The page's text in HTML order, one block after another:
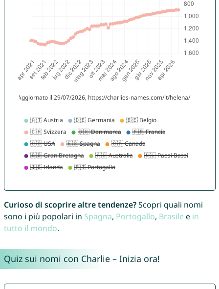
Curioso di scoprire altre tendenze?Scopri quali nomi
sono i più popolari in Spagna, Portogallo, Brasile e in
tutto il mondo.
Quiz sui nomi con Charlie – Inizia ora!